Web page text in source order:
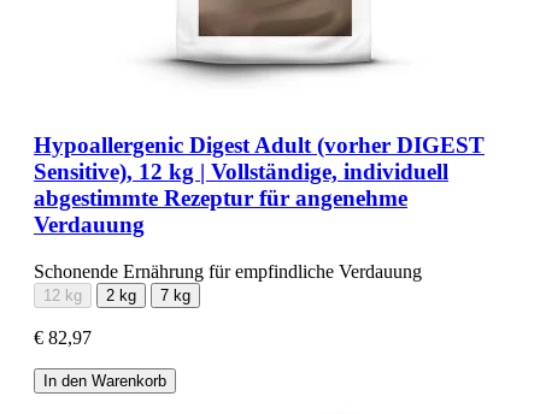
Hypoallergenic Digest Adult (vorher DIGEST
Sensitive), 12 kg | Vollständige, individuell
abgestimmte Rezeptur für angenehme
Verdauung
Schonende Ernährung für empfindliche Verdauung
12 kg 2 kg 7 kg
€ 82,97
In den Warenkorb